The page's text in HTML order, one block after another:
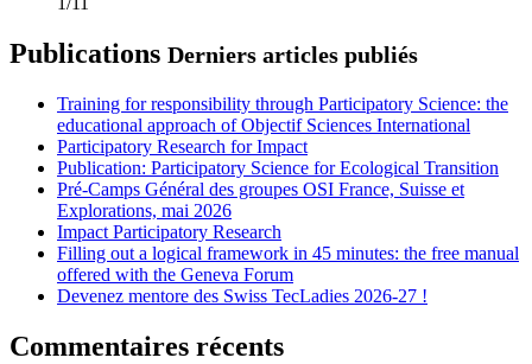
Publications Derniers articles publiés
Training for responsibility through Participatory Science: the
educational approach of Objectif Sciences International
Participatory Research for Impact
Publication: Participatory Science for Ecological Transition
Pré-Camps Général des groupes OSI France, Suisse et
Explorations, mai 2026
Impact Participatory Research
Filling out a logical framework in 45 minutes: the free manual
offered with the Geneva Forum
Devenez mentore des Swiss TecLadies 2026-27 !
Commentaires récents